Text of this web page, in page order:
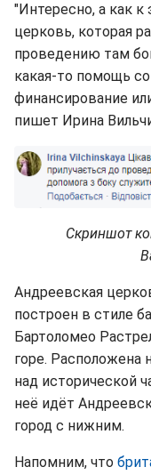
"Интересно, а как
церковь, которая
проведению там
какая-то помощь
финансирование
пишет Ирина
Скриншот
Андреевская
построен в стиле
Бартоломео
горе. Расположена
над исторической
неё идёт
город с нижним.
Напомним, что